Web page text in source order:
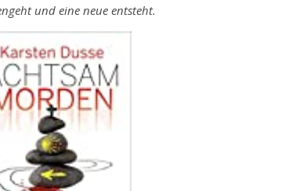
und eine neue entsteht.